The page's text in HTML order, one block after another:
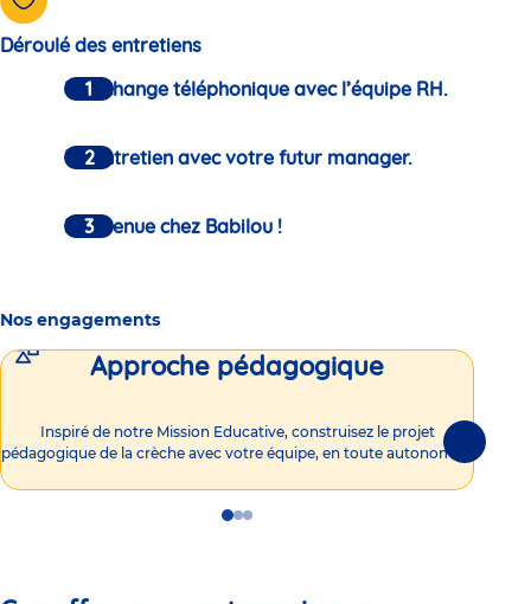
Déroulé des entretiens
Un échange téléphonique avec l’équipe RH.
Un entretien avec votre futur manager.
Bienvenue chez Babilou !
Nos engagements
Approche pédagogique
Inspiré de notre Mission Educative, construisez le projet
pédagogique de la crèche avec votre équipe, en toute autonomie !
GoGoGo